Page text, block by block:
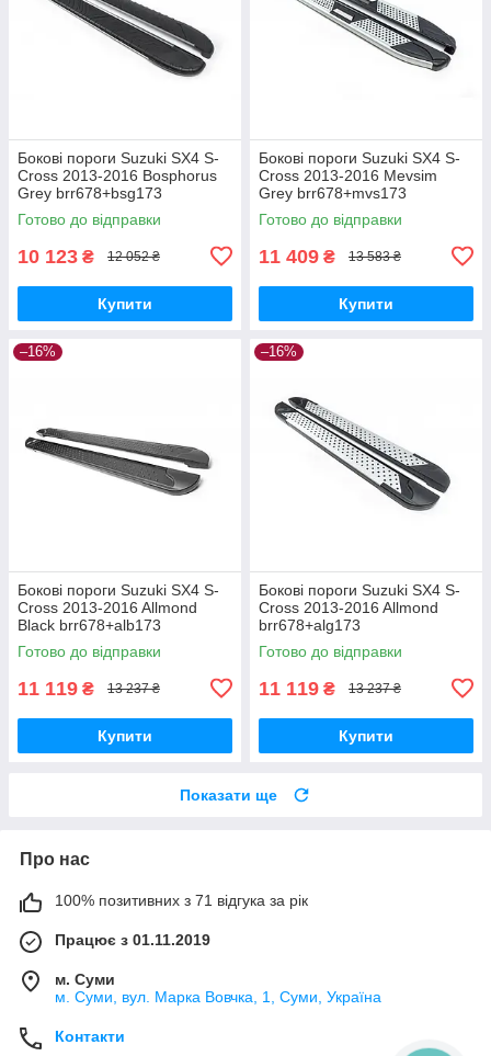
Бокові пороги Suzuki SX4 S-
Cross 2013-2016 Bosphorus
Grey brr678+bsg173
Готово до відправки
10 123 ₴ 12 052 ₴
Купити
Бокові пороги Suzuki SX4 S-
Cross 2013-2016 Mevsim
Grey brr678+mvs173
Готово до відправки
11 409 ₴ 13 583 ₴
Купити
–16%
Бокові пороги Suzuki SX4 S-
Cross 2013-2016 Allmond
Black brr678+alb173
Готово до відправки
11 119 ₴ 13 237 ₴
Купити
–16%
Бокові пороги Suzuki SX4 S-
Cross 2013-2016 Allmond
brr678+alg173
Готово до відправки
11 119 ₴ 13 237 ₴
Купити
Показати ще
Про нас
100% позитивних з 71 відгука за рік
Працює з 01.11.2019
м. Суми
м. Суми, вул. Марка Вовчка, 1, Суми, Україна
Контакти